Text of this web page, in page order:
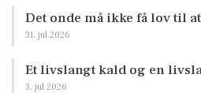
Det onde må ikke få lov til
31. jul 2026
Et livslangt kald og en
3. jul 2026